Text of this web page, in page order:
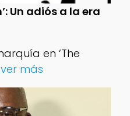
Un adiós a la era
en ‘The
más